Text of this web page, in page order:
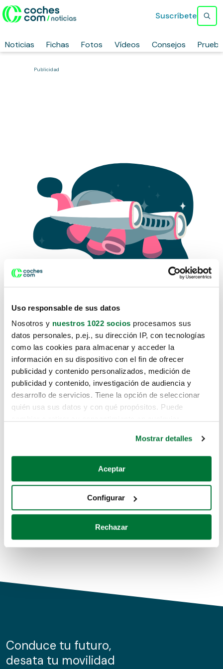
Uso responsable de sus datos
Nosotros y nuestros 1022 socios procesamos sus
datos personales, p.ej., su dirección IP, con tecnologías
como las cookies para almacenar y acceder la
información en su dispositivo con el fin de ofrecer
publicidad y contenido personalizados, medición de
publicidad y contenido, investigación de audiencia y
desarrollo de servicios. Tiene la opción de seleccionar
quién usa sus datos y con qué propósitos. Puede
Si lo permite, también quisiéramos:
Recopilar información sobre su ubicación geográfica
Identificar su dispositivo analizándolo activamente
para buscar características específicas (huellas
Obtenga más información sobre cómo se procesan sus
de cookies.
información sobre el uso que haga del sitio web con
nuestros partners de redes sociales, publicidad y análisis
Mostrar detalles
Aceptar
Configurar
Rechazar
Noticias Fichas Fotos Vídeos Consejos
Suscríbete
Publicidad
Lo sentimos, no sabemos como
te hemos traido hasta aquí.
Pero puedes encontrar el coche que estás
buscando en alguno de estos enlaces:
Coches de segunda mano
Coches de km0
Conduce tu futuro,
desata tu movilidad